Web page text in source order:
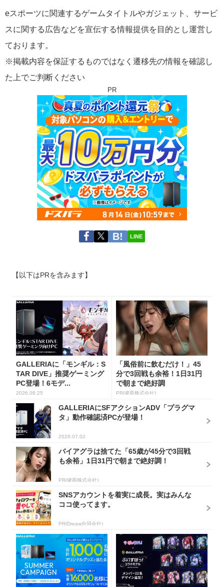
eスポーツに関連するゲームタイトルやガジェット、サービ
スに関する広告などを宣伝する情報提供を目的とし運営し
ております。
※掲載内容を保証するものではなく遷移先の情報を確認し
た上でご判断ください
PR
LINE
【以下はPRを含みます】
GALLERIAに「モンギル：S
TAR DIVE」推奨ゲーミング
PC登場！6モデ...
2026.06.25
「風俗前に飲むだけ！」45
分で3回戦も余裕！1日31円
で朝まで絶好調
PR(健商株式会社)
GALLERIAにSFアクションADV「プラグマ
タ」動作確認済PCが登場！
2026.07.02
バイアグラは捨てた「65歳が45分で3回戦
も余裕」1日31円で朝まで絶好調！
PR(健商株式会社)
SNSアカウントを着実に成長。実はみんな
ココ使ってます。
PR(Dreaw合同会社)